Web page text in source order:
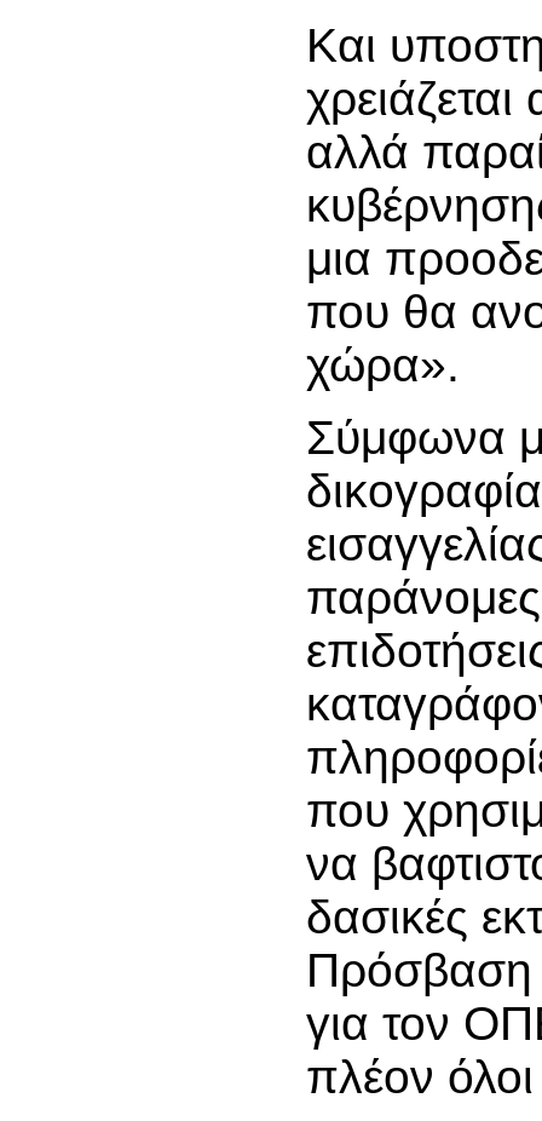
Και
αλλά
μια
που θα
χώρα».
Σύμφωνα
παράνομες
που
να
δασικές
Πρόσβαση
για τον
πλέον